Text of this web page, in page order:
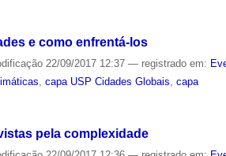
e como enfrentá-los
22/09/2017 12:37— registrado em:
,capa USP Cidades Globais,capa
pela complexidade